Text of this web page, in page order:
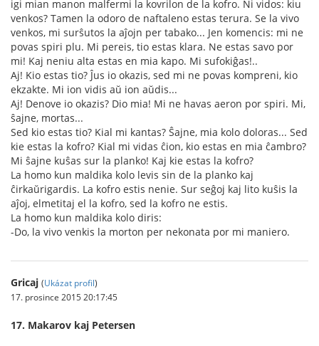
igi mian manon malfermi la kovrilon de la kofro. Ni vidos: kiu
venkos? Tamen la odoro de naftaleno estas terura. Se la vivo
venkos, mi surŝutos la aĵojn per tabako... Jen komencis: mi ne
povas spiri plu. Mi pereis, tio estas klara. Ne estas savo por
mi! Kaj neniu alta estas en mia kapo. Mi sufokiĝas!..
Aj! Kio estas tio? Ĵus io okazis, sed mi ne povas kompreni, kio
ekzakte. Mi ion vidis aŭ ion aŭdis...
Aj! Denove io okazis? Dio mia! Mi ne havas aeron por spiri. Mi,
ŝajne, mortas...
Sed kio estas tio? Kial mi kantas? Ŝajne, mia kolo doloras... Sed
kie estas la kofro? Kial mi vidas ĉion, kio estas en mia ĉambro?
Mi ŝajne kuŝas sur la planko! Kaj kie estas la kofro?
La homo kun maldika kolo levis sin de la planko kaj
ĉirkaŭrigardis. La kofro estis nenie. Sur seĝoj kaj lito kuŝis la
aĵoj, elmetitaj el la kofro, sed la kofro ne estis.
La homo kun maldika kolo diris:
-Do, la vivo venkis la morton per nekonata por mi maniero.
Gricaj (Ukázat profil)
17. prosince 2015 20:17:45
17. Makarov kaj Petersen